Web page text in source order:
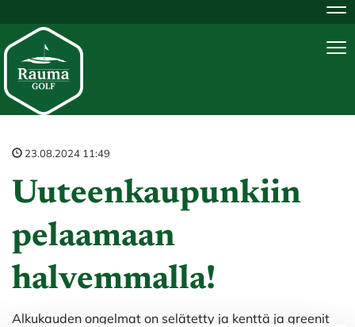
23.08.2024 11:49
Uuteenkaupunkiin
pelaamaan
halvemmalla!
Alkukauden ongelmat on selätetty ja kenttä ja greenit